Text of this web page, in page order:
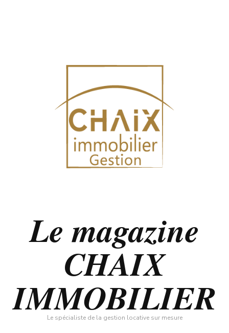
Le magazine
CHAIX
IMMOBILIER
Le spécialiste de la gestion locative sur mesure